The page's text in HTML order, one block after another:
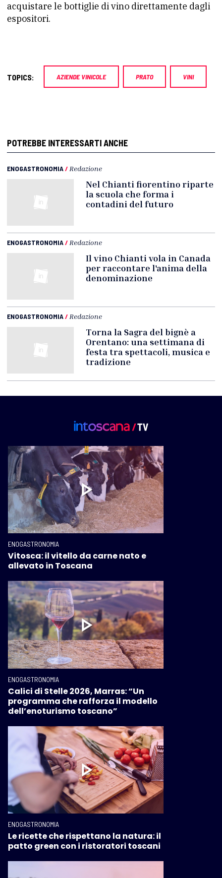
acquistare le bottiglie di vino direttamente dagli
espositori.
TOPICS: AZIENDE VINICOLE PRATO VINI
POTREBBE INTERESSARTI ANCHE
ENOGASTRONOMIA/ Redazione
Nel Chianti fiorentino riparte
la scuola che forma i
contadini del futuro
ENOGASTRONOMIA/ Redazione
Il vino Chianti vola in Canada
per raccontare l'anima della
denominazione
ENOGASTRONOMIA/ Redazione
Torna la Sagra del bignè a
Orentano: una settimana di
festa tra spettacoli, musica e
tradizione
ENOGASTRONOMIA
Vitosca: il vitello da carne nato e
allevato in Toscana
ENOGASTRONOMIA
Calici di Stelle 2026, Marras: “Un
programma che rafforza il modello
dell’enoturismo toscano”
ENOGASTRONOMIA
Le ricette che rispettano la natura: il
patto green con i ristoratori toscani